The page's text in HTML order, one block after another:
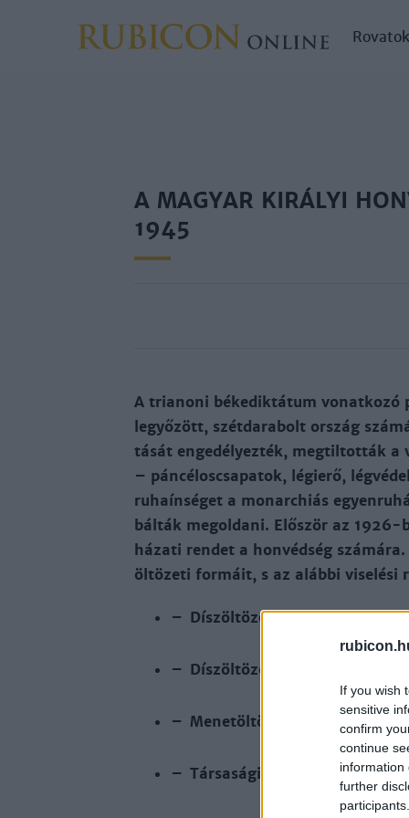
If you wish
sensitive
confirm
continue
information
further
Rovatok
A MAGYAR KIRÁLYI
1945
A tria­no­ni bé­ke­dik­tá­tum vo­nat­ko­zó
le­győ­zött, szét­da­ra­bolt or­szág
tá­sát en­ge­dé­lyez­ték, meg­til­tot­ták a
– pán­cé­los­csa­pa­tok, lé­gie­rő,
ru­ha­ín­sé­get a mo­nar­chiás
bál­ták megol­da­ni. Elő­ször az
há­za­ti ren­det a hon­véd­ség
öl­tö­ze­ti for­máit, s az aláb­bi vi­se­lé­si
– Dísz­öl­tö­zet rend­ben és
– Dísz­öl­tö­zet ren­den és so­ron
– Me­net­öl­tö­zet
– Tár­sa­sá­gi öl­tö­zet